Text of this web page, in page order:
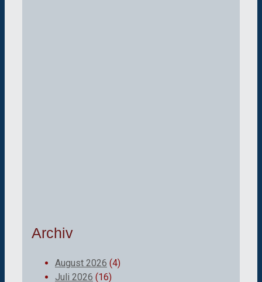
Archiv
August 2026 (4)
Juli 2026 (16)